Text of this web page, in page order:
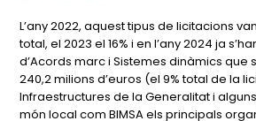
L’any 2022, aquest tipus de licitacions van
total, el 2023 el 16% i en l’any 2024 ja
d’Acords marc i Sistemes dinàmics que
240,2 milions d’euros (el 9% total de la
Infraestructures de la Generalitat i
món local com BIMSA els principals